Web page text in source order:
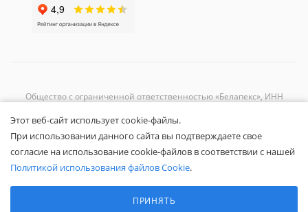
Общество с ограниченной ответственностью «Белапекс», ИНН
Обращаем ваше внимание, что вся представленная на сайте
информация носит исключительно информационный характер и не
является публичной офертой.
Вы принимаете условияполитики
сайте Белапекс.ру.
Этот веб-сайт использует cookie-файлы.
При использовании данного сайта вы подтверждаете свое
согласие на использование cookie-файлов в соответствии с нашей
Политикой использования файлов Cookie.
ПРИНЯТЬ